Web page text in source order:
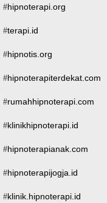
#hipnoterapi.org
#terapi.id
#hipnotis.org
#hipnoterapiterdekat.com
#rumahhipnoterapi.com
#klinikhipnoterapi.id
#hipnoterapianak.com
#hipnoterapijogja.id
#klinik.hipnoterapi.id